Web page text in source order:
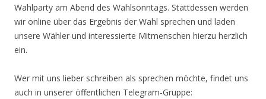
Wahlparty am Abend des Wahlsonntags. Stattdessen werden
wir online über das Ergebnis der Wahl sprechen und laden
unsere Wähler und interessierte Mitmenschen hierzu herzlich
ein.
Wer mit uns lieber schreiben als sprechen möchte, findet uns
auch in unserer öffentlichen Telegram-Gruppe: